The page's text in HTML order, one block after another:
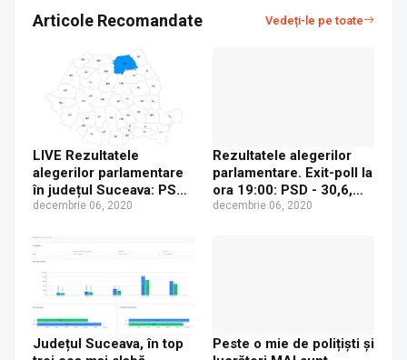
Articole Recomandate Vedeți-le pe toate
LIVE Rezultatele
alegerilor parlamentare
în județul Suceava: PSD,
PNL și AUR pe primele
decembrie 06, 2020
Rezultatele alegerilor
parlamentare. Exit-poll la
ora 19:00: PSD - 30,6,
PNL - 29%, USR - 15,9%
decembrie 06, 2020
Județul Suceava, în top
Peste o mie de polițiști și